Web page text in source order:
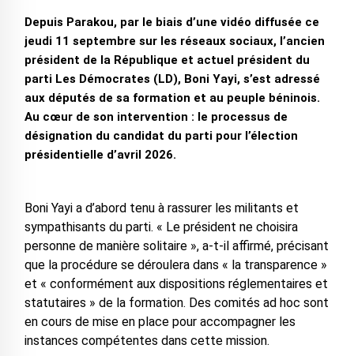
Depuis Parakou, par le biais d’une vidéo diffusée ce
jeudi 11 septembre sur les réseaux sociaux, l’ancien
président de la République et actuel président du
parti Les Démocrates (LD), Boni Yayi, s’est adressé
aux députés de sa formation et au peuple béninois.
Au cœur de son intervention : le processus de
désignation du candidat du parti pour l’élection
présidentielle d’avril 2026.
Boni Yayi a d’abord tenu à rassurer les militants et
sympathisants du parti. « Le président ne choisira
personne de manière solitaire », a-t-il affirmé, précisant
que la procédure se déroulera dans « la transparence »
et « conformément aux dispositions réglementaires et
statutaires » de la formation. Des comités ad hoc sont
en cours de mise en place pour accompagner les
instances compétentes dans cette mission.